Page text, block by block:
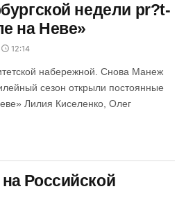
недели pr?t-
на Неве»
12:14
набережной. Снова Манеж
сезон открыли постоянные
Лилия Киселенко, Олег
Российской